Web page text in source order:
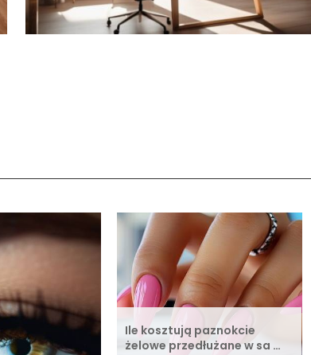
Ile kosztują paznokcie
żelowe przedłużane w sa …